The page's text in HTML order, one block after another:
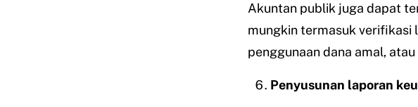
Akuntan publik juga dapat
mungkin termasuk verifikasi
penggunaan dana amal,
Penyusunan laporan